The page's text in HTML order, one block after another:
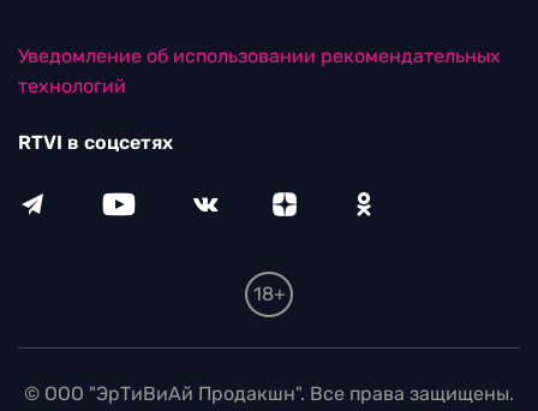
Уведомление об использовании рекомендательных
технологий
RTVI в соцсетях
18+
© ООО "ЭрТиВиАй Продакшн". Все права защищены.